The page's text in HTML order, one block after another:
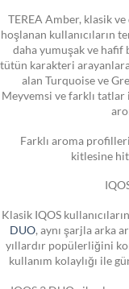
TEREA Amber, klasik
hoşlanan kullanıcıların
daha yumuşak ve hafif
tütün karakteri arayanlara
alan Turquoise ve
Meyvemsi ve farklı tatlar
Farklı aroma
kitlesine
Klasik IQOS
DUO, aynı şarjla arka
yıllardır popülerliğini
kullanım kolaylığı ile